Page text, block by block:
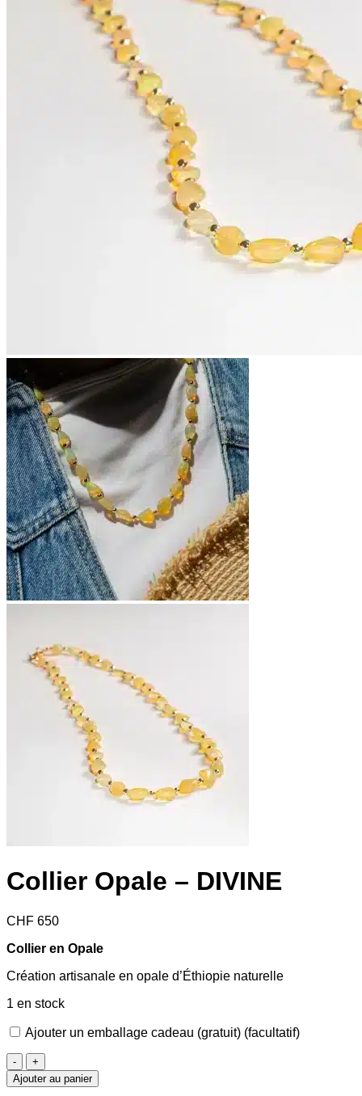
Collier Opale – DIVINE
CHF 650
Collier en Opale
Création artisanale en opale d’Éthiopie naturelle
1 en stock
Ajouter un emballage cadeau (gratuit) (facultatif)
quantité
de
Collier
Ajouter au panier